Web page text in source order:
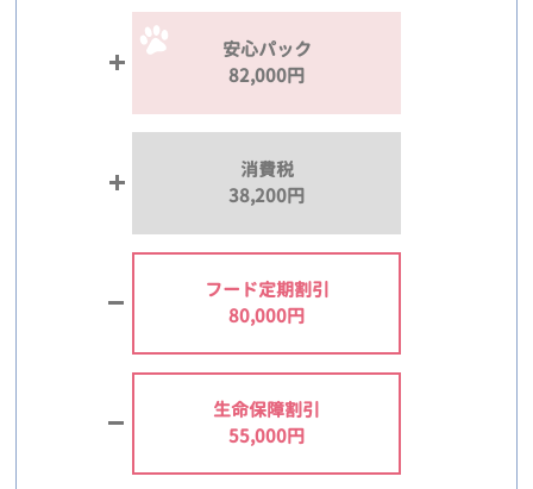
安心パック
82,000円
消費税
38,200円
フード定期割引
80,000円
生命保障割引
55,000円